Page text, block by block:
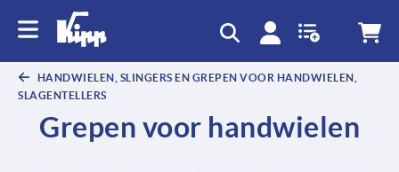
HANDWIELEN, SLINGERS EN GREPEN VOOR HANDWIELEN,
SLAGENTELLERS
Grepen voor handwielen